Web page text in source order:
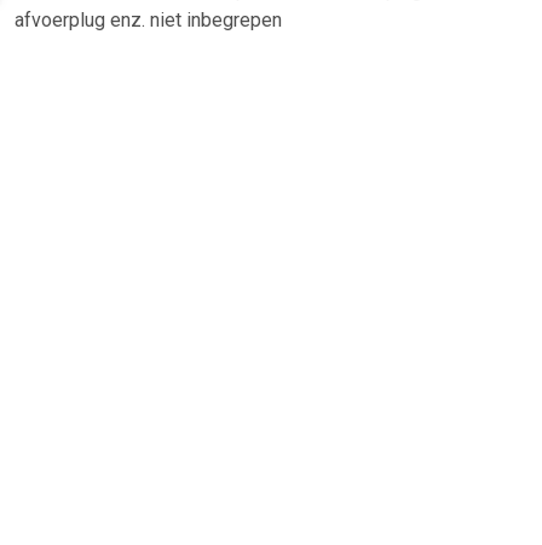
afvoerplug enz. niet inbegrepen